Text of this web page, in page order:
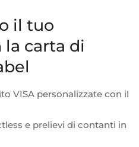
il tuo
la carta di
VISA personalizzate con il
e prelievi di contanti in